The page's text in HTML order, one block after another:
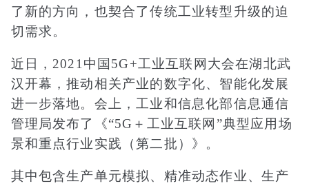
了新的方向，也契合了传统工业转型升级的迫
切需求。
近日，2021中国5G+工业互联网大会在湖北武
汉开幕，推动相关产业的数字化、智能化发展
进一步落地。会上，工业和信息化部信息通信
管理局发布了《“5G＋工业互联网”典型应用场
景和重点行业实践（第二批）》。
其中包含生产单元模拟、精准动态作业、生产